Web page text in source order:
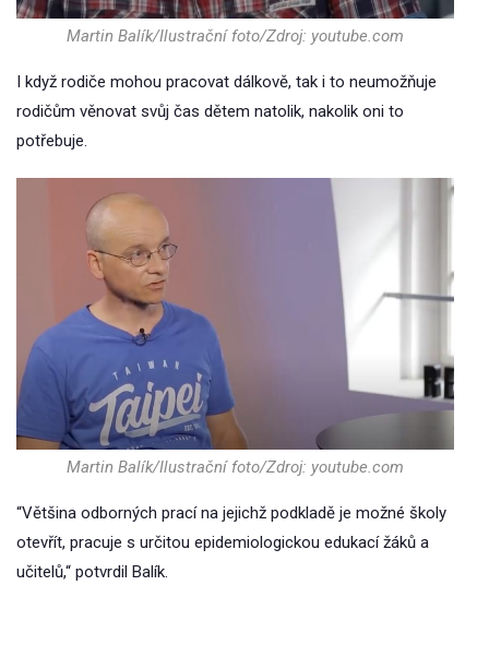
Martin Balík/Ilustrační foto/Zdroj: youtube.com
I když rodiče mohou pracovat dálkově, tak i to neumožňuje
rodičům věnovat svůj čas dětem natolik, nakolik oni to
potřebuje.
Martin Balík/Ilustrační foto/Zdroj: youtube.com
“Většina odborných prací na jejichž podkladě je možné školy
otevřít, pracuje s určitou epidemiologickou edukací žáků a
učitelů,“ potvrdil Balík.